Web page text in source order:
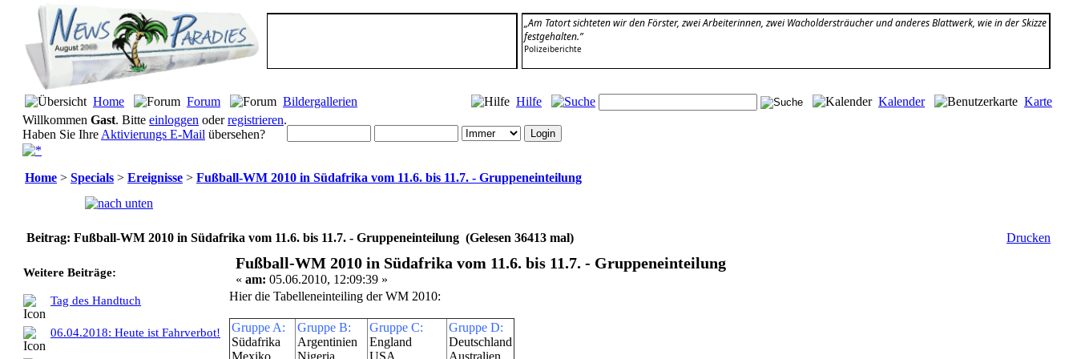
„Am Tatort sichteten wir den Förster, zwei Arbeiterinnen, zwei Wacholdersträucher und anderes Blattwerk, wie in der Skizze
festgehalten.”
Polizeiberichte
Home Forum Bildergallerien Hilfe Kalender
Karte
Willkommen Gast. Bitte einloggen oderregistrieren.
Haben Sie Ihre Aktivierungs E-Mail übersehen?
Home > Specials > Ereignisse > Fußball-WM 2010 in Südafrika vom 11.6. bis 11.7. - Gruppeneinteilung
Beitrag: Fußball-WM 2010 in Südafrika vom 11.6. bis 11.7. - Gruppeneinteilung (Gelesen 36413 mal) Drucken
Weitere Beiträge:
Tag des Handtuch
06.04.2018: Heute ist Fahrverbot!
Fußball-WM 2010 in Südafrika vom 11.6. bis 11.7. - Gruppeneinteilung
« am: 05.06.2010, 12:09:39 »
Hier die Tabelleneinteiling der WM 2010:
Gruppe A:
Südafrika
Gruppe B:
Argentinien
Gruppe C:
England
Gruppe D:
Deutschland